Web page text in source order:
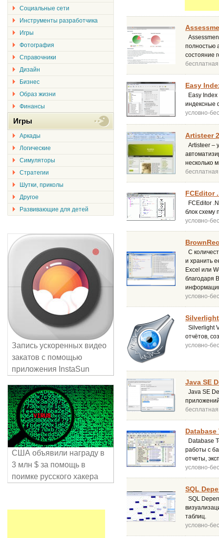
полностью
состояние
бесплатная
Easy
Easy
индексные
условно-
Artisteer
Artisteer –
несколько
бесплатная
FCEditor
FCEditor
блок схему
условно-
С
и хранить
Excel или
благодаря
условно-
Silverlight
отчётов,
условно-
Java SE
Java SE
бесплатная
Database
Database
работы с
отчеты,
условно-
SQL
SQL
таблиц.
условно-
Социальные сети
Инструменты разработчика
Игры
Фотография
Справочники
Дизайн
Бизнес
Образ жизни
Финансы
Игры
Аркады
Логические
Симуляторы
Стратегии
Шутки, приколы
Другое
Развивающие для детей
Запись ускоренных видео
закатов с помощью
приложения InstaSun
США объявили награду в
3 млн $ за помощь в
поимке русского хакера